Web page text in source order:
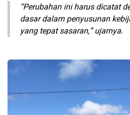
“Perubahan ini harus dicatat
dasar dalam penyusunan
yang tepat sasaran,” ujarnya.